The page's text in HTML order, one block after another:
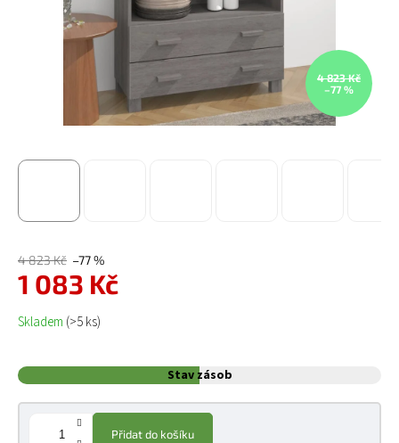
4 823 Kč
–77 %
4 823 Kč –77 %
1 083 Kč
Měrná cena:
Skladem (>5 ks)
Stav zásob
Přidat do košíku